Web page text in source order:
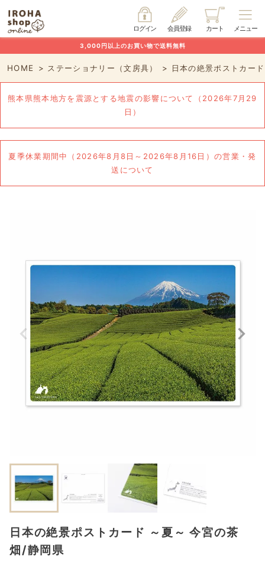
メニュー
カート
会員登録
ログイン
3,000円以上のお買い物で送料無料
HOME ステーショナリー（文房具） 日本の絶景ポストカー
熊本県熊本地方を震源とする地震の影響について（2026年7月29
日）
夏季休業期間中（2026年8月8日～2026年8月16日）の営業・発
送について
日本の絶景ポストカード ～夏～ 今宮の茶
畑/静岡県